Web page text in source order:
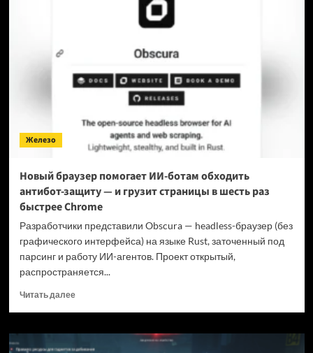
инструмент,
который
на
токены
раз
Железо
Новый браузер помогает ИИ-ботам обходить
антибот-защиту — и грузит страницы в шесть раз
быстрее Chrome
Разработчики представили Obscura — headless-браузер (без
графического интерфейса) на языке Rust, заточенный под
парсинг и работу ИИ-агентов. Проект открытый,
распространяется...
Читать далееПрочитать
Новый
браузер